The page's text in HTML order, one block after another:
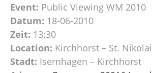
Event: Public Viewing WM 2010
Datum: 18-06-2010
Zeit: 13:30
Location: Kirchhorst – St.
Stadt: Isernhagen – Kirchhorst